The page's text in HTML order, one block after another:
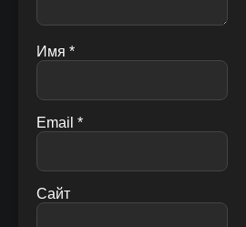
Имя *
Email *
Сайт